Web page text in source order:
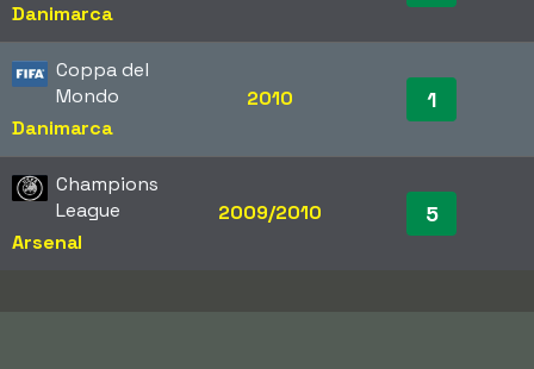
Danimarca
Coppa del
Mondo
Danimarca
2010 1
Champions
League
Arsenal
2009/2010 5